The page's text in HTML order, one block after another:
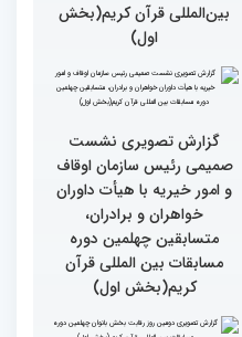
جزئیات سومین روز رقابت
بخش بانوان مسابقات
بین‌المللی قرآن کریم
گزارش تصویری سومین روز
رقابت بخش برادران
چهلمین دوره مسابقات
بین‌المللی قرآن کریم(بخش
اول)